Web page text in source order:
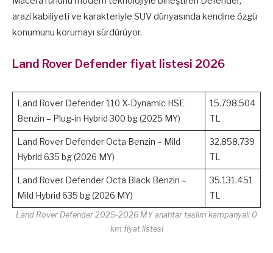
arazi kabiliyeti ve karakteriyle SUV dünyasında kendine özgü
konumunu korumayı sürdürüyor.
Land Rover Defender fiyat listesi 2026
Land Rover Defender 110 X-Dynamic HSE
Benzin – Plug-in Hybrid 300 bg (2025 MY)
15.798.504
TL
Land Rover Defender Octa Benzin – Mild
Hybrid 635 bg (2026 MY)
32.858.739
TL
Land Rover Defender Octa Black Benzin –
Mild Hybrid 635 bg (2026 MY)
35.131.451
TL
Land Rover Defender 2025-2026 MY anahtar teslim kampanyalı 0
km fiyat listesi